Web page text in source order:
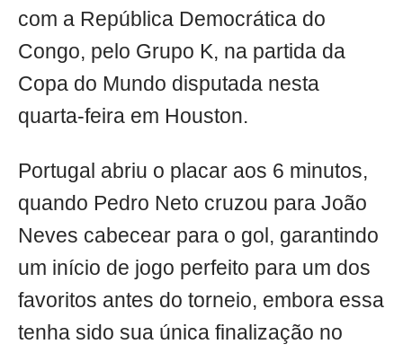
com a República Democrática do
Congo, pelo Grupo K, na partida da
Copa do Mundo disputada nesta
quarta-feira em Houston.
Portugal abriu o placar aos 6 minutos,
quando Pedro Neto cruzou para João
Neves cabecear para o gol, garantindo
um início de jogo perfeito para um dos
favoritos antes do torneio, embora essa
tenha sido sua única finalização no